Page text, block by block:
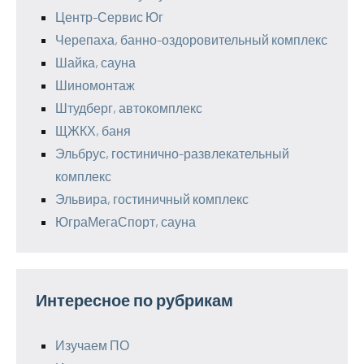
Центр-Сервис Юг
Черепаха, банно-оздоровительный комплекс
Шайка, сауна
Шиномонтаж
Штудберг, автокомплекс
ЩЖКХ, баня
Эльбрус, гостинично-развлекательный
комплекс
Эльвира, гостиничный комплекс
ЮграМегаСпорт, сауна
Интересное по рубрикам
Изучаем ПО